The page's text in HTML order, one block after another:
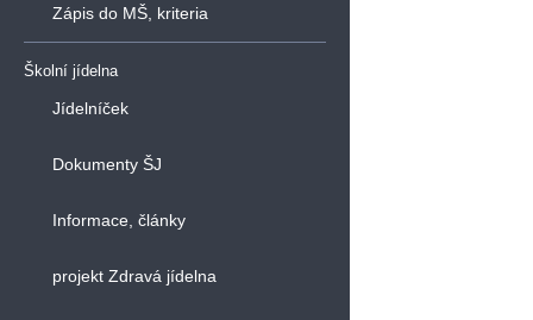
Zápis do MŠ, kriteria
Školní jídelna
Jídelníček
Dokumenty ŠJ
Informace, články
projekt Zdravá jídelna